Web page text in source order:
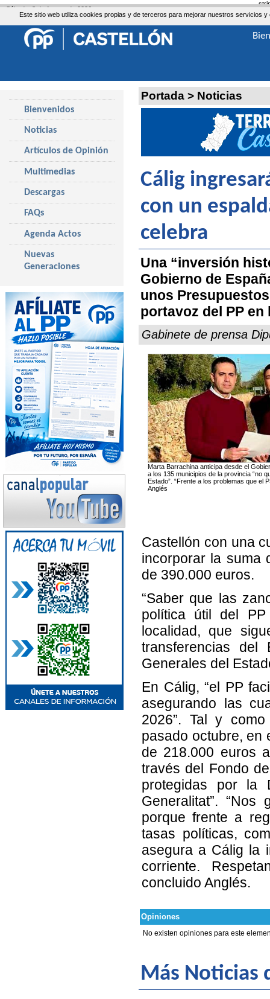
Este sitio web utiliza cookies propias y de terceros para mejorar nuestros servicios
Portada > Noticias
Cálig
con un
celebra
Una “inversión
Gobierno de
unos
portavoz del PP en
Gabinete de prensa
Marta Barrachina anticipa desde el
a los 135 municipios de la provincia “no
Estado”. “Frente a los problemas que el
Anglés
Castellón con una
incorporar la suma
de 390.000 euros.
“Saber que las
política útil del
localidad, que
transferencias del
Generales del
En Cálig, “el PP
asegurando las
2026”. Tal y
pasado octubre, en
de 218.000 euros
través del Fondo
protegidas por la
Generalitat”.
porque frente a
tasas políticas,
asegura a Cálig la
corriente.
concluido Anglés.
Opiniones
No existen opiniones para este
Más Noticias
Bienvenidos
Noticias
Artículos de Opinión
Multimedias
Descargas
FAQs
Agenda Actos
Nuevas
Generaciones
Sábado, 8 de Agosto de 2026